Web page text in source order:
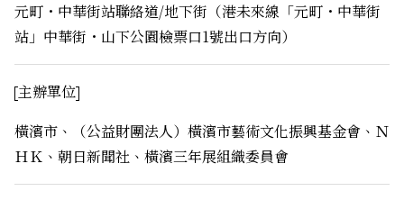
元町・中華街站聯絡道/地下街（港未來線「元町・中華街
站」中華街・山下公園檢票口1號出口方向）
主辦單位
橫濱市、（公益財團法人）橫濱市藝術文化振興基金會、Ｎ
ＨＫ、朝日新聞社、橫濱三年展組織委員會